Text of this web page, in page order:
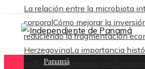
La relación entre la microbiota
corporalCómo mejorar la
reduciendo la fragmentación
HerzegovinaLa importancia
música más antiguos en Europa
Panamá